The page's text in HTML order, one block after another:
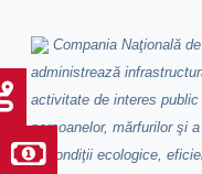
Compania Naţională
administrează
activitate de interes
persoanelor, mărfurilor şi
în condiţii ecologice,